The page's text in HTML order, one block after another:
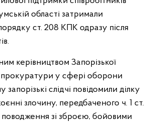
області затримали
ст. 208 КПК одразу після
керівництвом Запорізької
прокуратури у сфері оборони
запорізькі слідчі повідомили ділку
злочину, передбаченого ч. 1 ст.
зі зброєю, бойовими